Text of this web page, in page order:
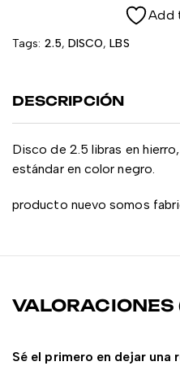
Add
Tags: 2.5, DISCO,LBS
DESCRIPCIÓN
Disco de 2.5 libras en
estándar en color negro.
producto nuevo somos
VALORACIONES
Sé el primero en dejar una